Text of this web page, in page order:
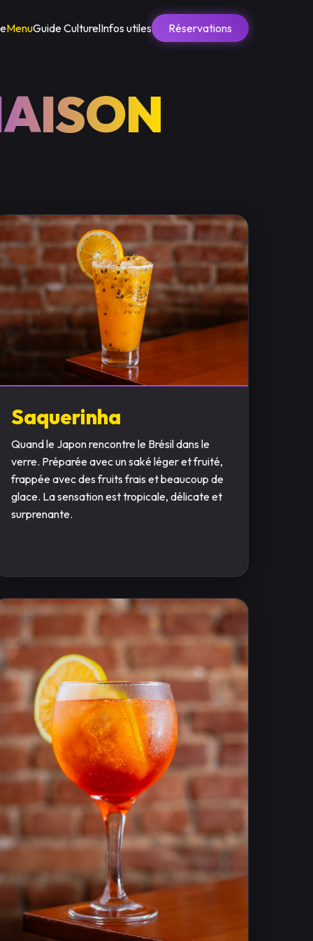
MenuGuide CulturelInfos utiles Réservations
Saquerinha
Quand le Japon rencontre le Brésil dans le
verre. Préparée avec un saké léger et fruité,
frappée avec des fruits frais et beaucoup de
glace. La sensation est tropicale, délicate et
surprenante.